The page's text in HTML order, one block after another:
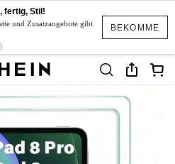
BEKOMME
fertig, Stil!
und Zusatzangebote gibt